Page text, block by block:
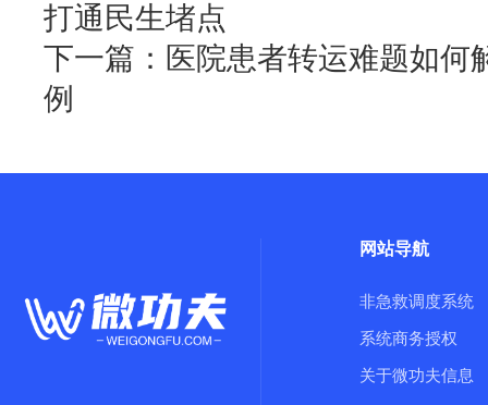
打通民生堵点
下一篇： 医院患者转运难题如何
例
网站导航
非急救调度系统
系统商务授权
关于微功夫信息